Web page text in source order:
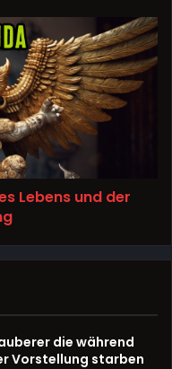
Lebens und der
die während
Vorstellung starben